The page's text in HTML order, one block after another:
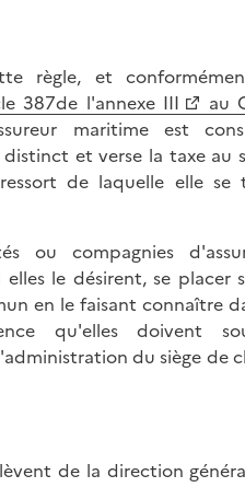
règle, et
387de l'annexe III
au
maritime est
et verse la taxe au
de laquelle elle se
ou compagnies
le désirent, se placer
en le faisant connaître
qu'elles doivent
du siège de
de la direction